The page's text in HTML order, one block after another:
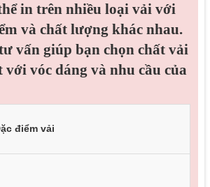
in trên nhiều loại vải với
và chất lượng khác nhau.
vấn giúp bạn chọn chất vải
vóc dáng và nhu cầu của
điểm vải